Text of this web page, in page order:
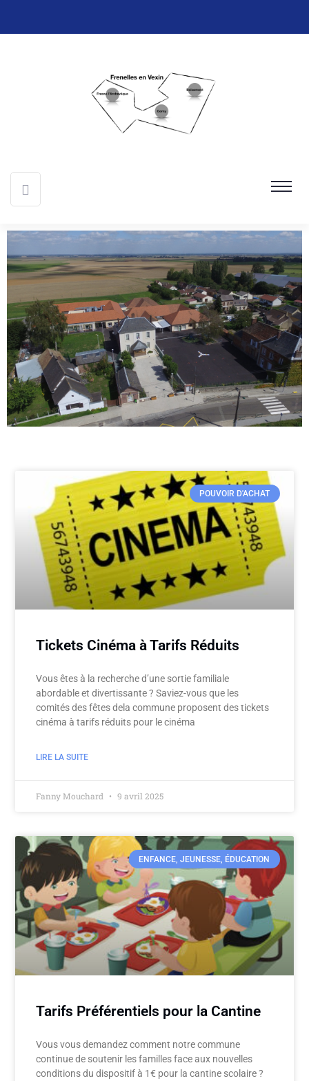
POUVOIR D'ACHAT
Tickets Cinéma à Tarifs Réduits
Vous êtes à la recherche d’une sortie familiale
abordable et divertissante ? Saviez-vous que les
comités des fêtes dela commune proposent des tickets
cinéma à tarifs réduits pour le cinéma
LIRE LA SUITE
Fanny Mouchard 9 avril 2025
ENFANCE, JEUNESSE, ÉDUCATION
Tarifs Préférentiels pour la Cantine
Vous vous demandez comment notre commune
continue de soutenir les familles face aux nouvelles
conditions du dispositif à 1€ pour la cantine scolaire ?